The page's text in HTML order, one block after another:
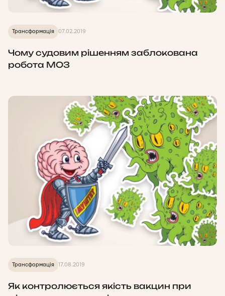
Трансформація 07.02.2019
Чому судовим рішенням заблокована
робота МОЗ
Трансформація 17.08.2019
Як контролюється якість вакцин при